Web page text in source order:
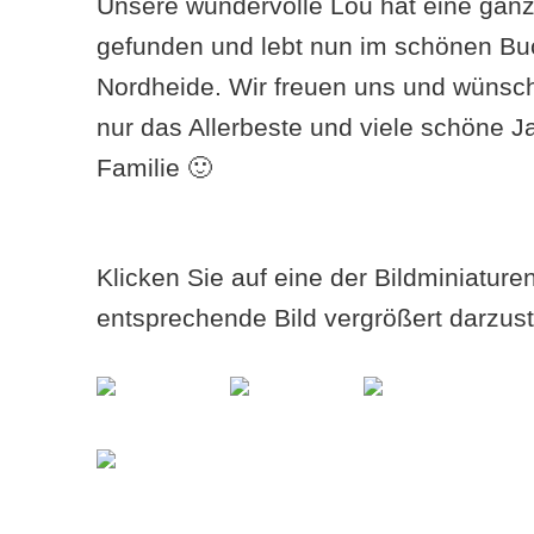
gefunden und lebt nun im schönen
Nordheide. Wir freuen uns und
nur das Allerbeste und viele schöne
Familie 🙂
Klicken Sie auf eine der
entsprechende Bild vergrößert